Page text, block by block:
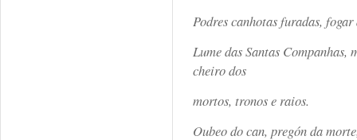
Podres canhotas furadas,
Lume das Santas
cheiro dos
mortos, tronos e raios.
Oubeo do can, pregón da